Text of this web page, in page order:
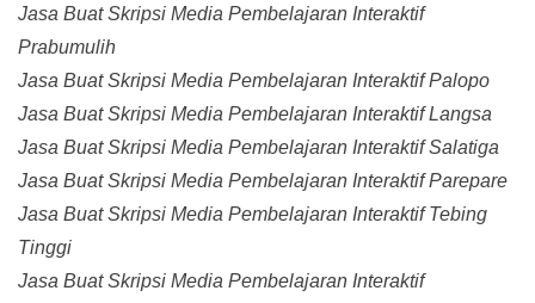
Jasa Buat Skripsi Media Pembelajaran Interaktif
Prabumulih
Jasa Buat Skripsi Media Pembelajaran Interaktif Palopo
Jasa Buat Skripsi Media Pembelajaran Interaktif Langsa
Jasa Buat Skripsi Media Pembelajaran Interaktif Salatiga
Jasa Buat Skripsi Media Pembelajaran Interaktif Parepare
Jasa Buat Skripsi Media Pembelajaran Interaktif Tebing
Tinggi
Jasa Buat Skripsi Media Pembelajaran Interaktif